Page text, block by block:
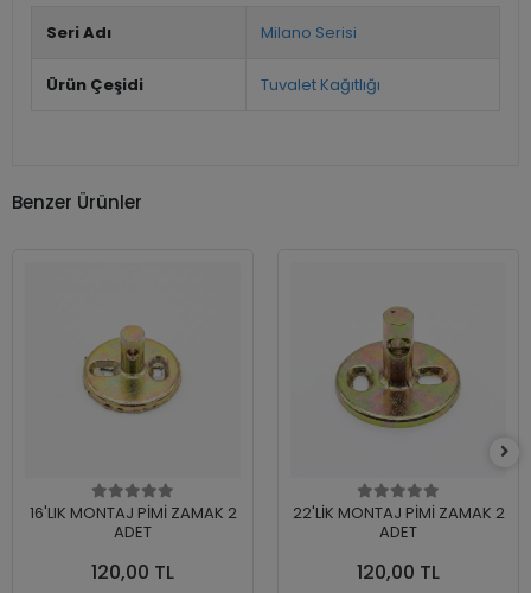
Seri Adı Milano Serisi
Ürün Çeşidi Tuvalet Kağıtlığı
Benzer Ürünler
16'LIK MONTAJ PİMİ ZAMAK 2
ADET
120,00 TL
22'LİK MONTAJ PİMİ ZAMAK 2
ADET
120,00 TL